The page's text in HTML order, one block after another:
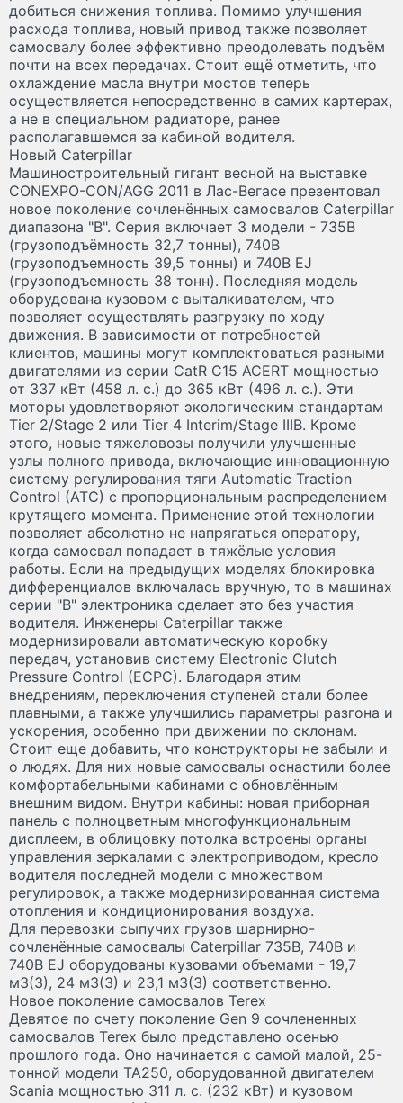
добиться снижения топлива. Помимо улучшения
расхода топлива, новый привод также позволяет
самосвалу более эффективно преодолевать подъём
почти на всех передачах. Стоит ещё отметить, что
охлаждение масла внутри мостов теперь
осуществляется непосредственно в самих картерах,
а не в специальном радиаторе, ранее
располагавшемся за кабиной водителя.
Новый Caterpillar
Машиностроительный гигант весной на выставке
CONEXPO-CON/AGG 2011 в Лас-Вегасе презентовал
новое поколение сочленённых самосвалов Caterpillar
диапазона "B". Серия включает 3 модели - 735B
(грузоподъёмность 32,7 тонны), 740B
(грузоподъемность 39,5 тонны) и 740B EJ
(грузоподъемность 38 тонн). Последняя модель
оборудована кузовом с выталкивателем, что
позволяет осуществлять разгрузку по ходу
движения. В зависимости от потребностей
клиентов, машины могут комплектоваться разными
двигателями из серии CatR C15 ACERT мощностью
от 337 кВт (458 л. с.) до 365 кВт (496 л. с.). Эти
моторы удовлетворяют экологическим стандартам
Tier 2/Stage 2 или Tier 4 Interim/Stage IIIB. Кроме
этого, новые тяжеловозы получили улучшенные
узлы полного привода, включающие инновационную
систему регулирования тяги Automatic Traction
Control (ATC) с пропорциональным распределением
крутящего момента. Применение этой технологии
позволяет абсолютно не напрягаться оператору,
когда самосвал попадает в тяжёлые условия
работы. Если на предыдущих моделях блокировка
дифференциалов включалась вручную, то в машинах
серии "B" электроника сделает это без участия
водителя. Инженеры Caterpillar также
модернизировали автоматическую коробку
передач, установив систему Electronic Clutch
Pressure Control (ECPC). Благодаря этим
внедрениям, переключения ступеней стали более
плавными, а также улучшились параметры разгона и
ускорения, особенно при движении по склонам.
Стоит еще добавить, что конструкторы не забыли и
о людях. Для них новые самосвалы оснастили более
комфортабельными кабинами с обновлённым
внешним видом. Внутри кабины: новая приборная
панель с полноцветным многофункциональным
дисплеем, в облицовку потолка встроены органы
управления зеркалами с электроприводом, кресло
водителя последней модели с множеством
регулировок, а также модернизированная система
отопления и кондиционирования воздуха.
Для перевозки сыпучих грузов шарнирно-
сочленённые самосвалы Caterpillar 735B, 740B и
740B EJ оборудованы кузовами объемами - 19,7
м3(3), 24 м3(3) и 23,1 м3(3) соответственно.
Новое поколение самосвалов Terex
Девятое по счету поколение Gen 9 сочлененных
самосвалов Terex было представлено осенью
прошлого года. Оно начинается с самой малой, 25-
тонной модели TA250, оборудованной двигателем
Scania мощностью 311 л. с. (232 кВт) и кузовом